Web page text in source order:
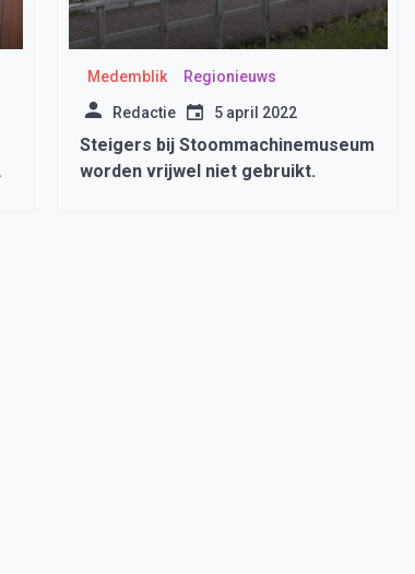
Medemblik Regionieuws
Redactie 5 april 2022
Steigers bij Stoommachinemuseum
worden vrijwel niet gebruikt.